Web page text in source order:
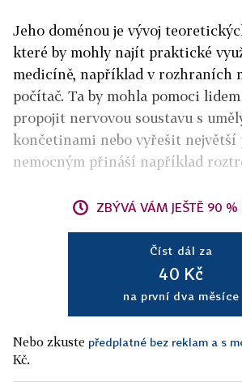
Jeho doménou je vývoj
které by mohly najít praktické
medicíně, například v rozhraních
počítač. Ta by mohla pomoci
propojit nervovou soustavu s
končetinami nebo vyřešit největší
nemocným přináší například
ZBÝVÁ VÁM JEŠTĚ 90 %
Číst dál za
40 Kč
na první dva měsíce
Nebo zkuste předplatné bez reklam a s
Kč.